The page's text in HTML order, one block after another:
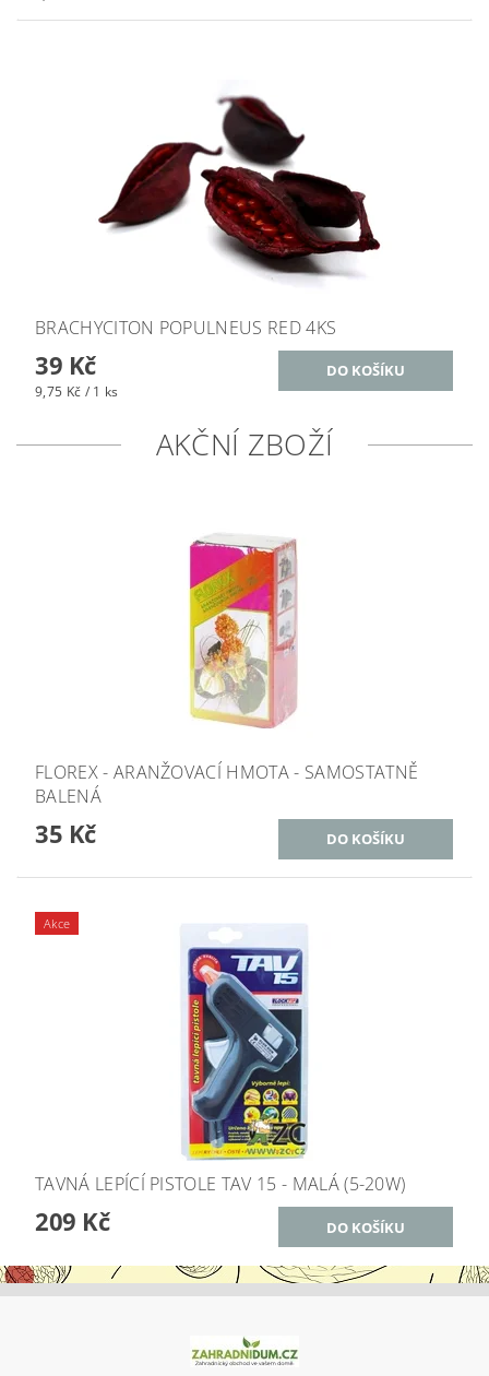
BRACHYCITON POPULNEUS RED 4KS
39 Kč
9,75 Kč / 1 ks
AKČNÍ ZBOŽÍ
FLOREX - ARANŽOVACÍ HMOTA - SAMOSTATNĚ
BALENÁ
35 Kč
Akce
TAVNÁ LEPÍCÍ PISTOLE TAV 15 - MALÁ (5-20W)
209 Kč